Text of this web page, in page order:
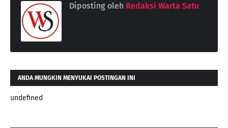
Diposting oleh Redaksi Warta Satu
ANDA MUNGKIN MENYUKAI POSTINGAN INI
undefined